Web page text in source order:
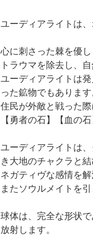
ユーディアライトは
心に刺さった棘を優
トラウマを除去し、
ユーディアライトは
った鉱物でもありま
住民が外敵と戦った
【勇者の石】【血の
ユーディアライトは
き大地のチャクラと
ネガティヴな感情を
またソウルメイトを
球体は、完全な形状
放射します。